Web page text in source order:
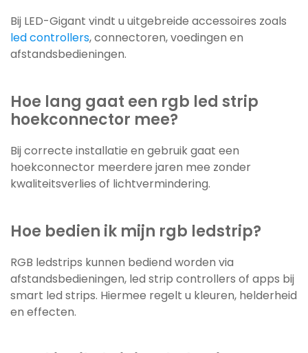
Bij LED-Gigant vindt u uitgebreide accessoires zoals
led controllers, connectoren, voedingen en
afstandsbedieningen.
Hoe lang gaat een rgb led strip
hoekconnector mee?
Bij correcte installatie en gebruik gaat een
hoekconnector meerdere jaren mee zonder
kwaliteitsverlies of lichtvermindering.
Hoe bedien ik mijn rgb ledstrip?
RGB ledstrips kunnen bediend worden via
afstandsbedieningen, led strip controllers of apps bij
smart led strips. Hiermee regelt u kleuren, helderheid
en effecten.